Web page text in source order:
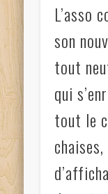
L’asso
son
tout
qui
tout le